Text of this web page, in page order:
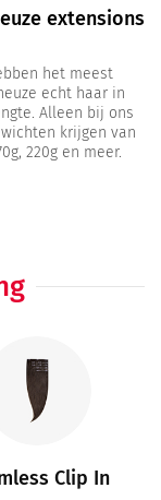
extensions
het meest
echt haar in
Alleen bij ons
krijgen van
220g en meer.
Clip In